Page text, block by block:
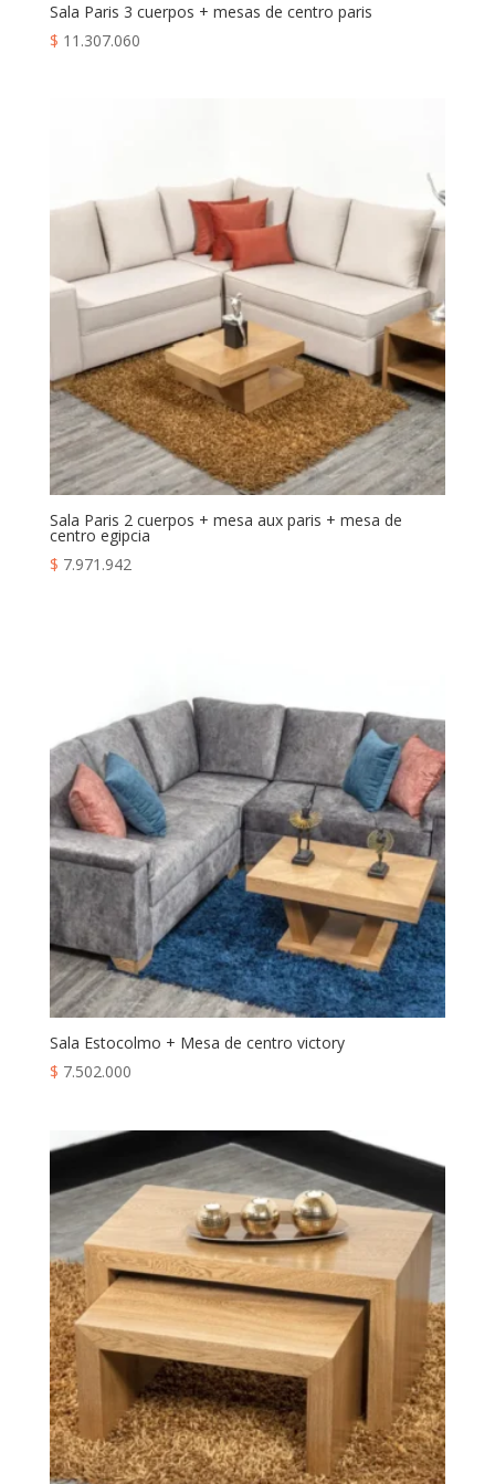
Sala Paris 3 cuerpos + mesas de centro paris
$ 11.307.060
Sala Paris 2 cuerpos + mesa aux paris + mesa de
centro egipcia
$ 7.971.942
Sala Estocolmo + Mesa de centro victory
$ 7.502.000